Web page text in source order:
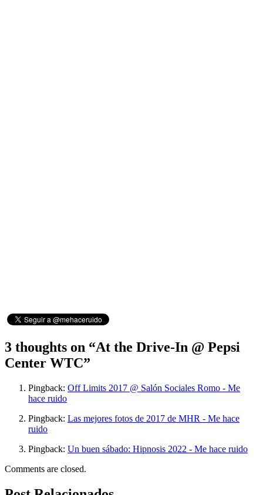
3 thoughts on “At the Drive-In @ Pepsi
Center WTC”
Pingback: Off Limits 2017 @ Salón Sociales Romo - Me
hace ruido
Pingback: Las mejores fotos de 2017 de MHR - Me hace
ruido
Pingback: Un buen sábado: Hipnosis 2022 - Me hace ruido
Comments are closed.